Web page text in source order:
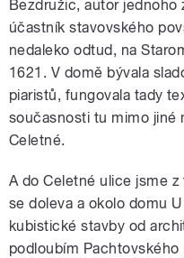
Bezdružic, autor
účastník stavovského
nedaleko odtud, na
1621. V domě bývala
piaristů, fungovala tady
současnosti tu mimo jiné
Celetné.
A do Celetné ulice jsme
se doleva a okolo domu
kubistické stavby od
podloubím Pachtovského